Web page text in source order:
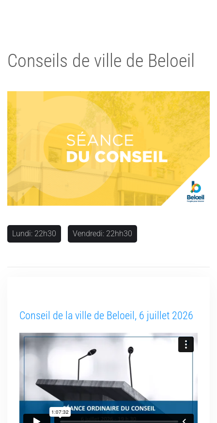
Conseils de ville de Beloeil
Lundi: 22h30 Vendredi: 22hh30
Conseil de la ville de Beloeil, 6 juillet 2026